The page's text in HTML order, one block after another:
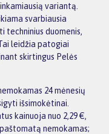
variantą.
svarbiausia
duomenis,
leidžia patogiai
skirtingus Pelės
24 mėnesių
išsimokėtinai.
kainuoja nuo 2,29 €,
nemokamas;